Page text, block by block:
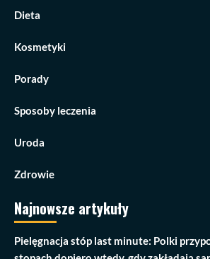
Dieta
Kosmetyki
Porady
Sposoby leczenia
Uroda
Zdrowie
Najnowsze artykuły
Pielęgnacja stóp last minute: Polki